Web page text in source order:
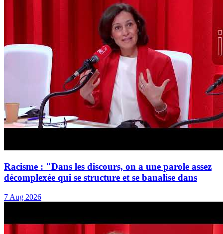
Racisme : "Dans les discours, on a une parole assez
décomplexée qui se structure et se banalise dans
7 Aug 2026